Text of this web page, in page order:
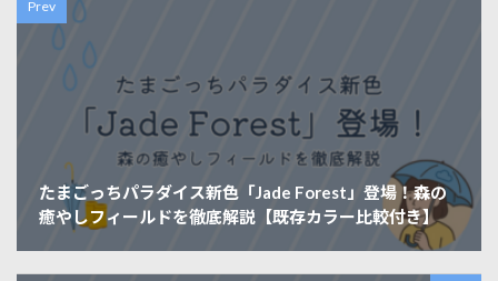
Prev
たまごっちパラダイス新色「Jade Forest」登場！森の
癒やしフィールドを徹底解説【既存カラー比較付き】